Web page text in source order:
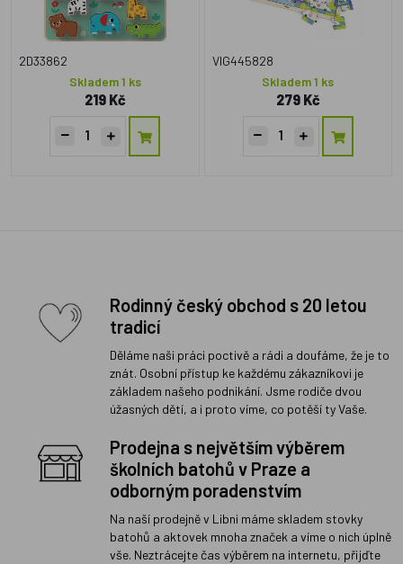
2D33862
Skladem 1 ks
219 Kč
VIG445828
Skladem 1 ks
279 Kč
Rodinný český obchod s 20 letou
tradicí
Děláme naši práci poctivě a rádi a doufáme, že je to
znát. Osobní přístup ke každému zákazníkovi je
základem našeho podnikání. Jsme rodiče dvou
úžasných dětí, a i proto víme, co potěší ty Vaše.
Prodejna s největším výběrem
školních batohů v Praze a
odborným poradenstvím
Na naší prodejně v Libni máme skladem stovky
batohů a aktovek mnoha značek a víme o nich úplně
vše. Neztrácejte čas výběrem na internetu, přijďte